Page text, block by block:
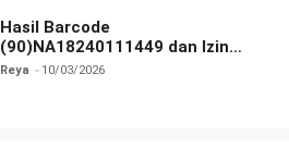
Hasil Barcode
(90)NA18240111449 dan Izin
BPOM
Reya 10/03/2026